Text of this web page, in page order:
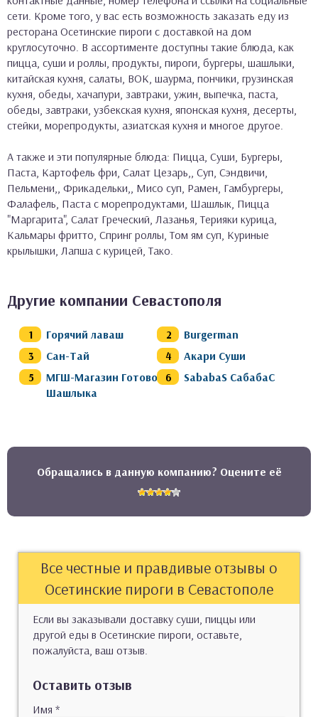
сети. Кроме того, у вас есть возможность заказать еду из
ресторана Осетинские пироги с доставкой на дом
круглосуточно. В ассортименте доступны такие блюда, как
пицца, суши и роллы, продукты, пироги, бургеры, шашлыки,
китайская кухня, салаты, ВОК, шаурма, пончики, грузинская
кухня, обеды, хачапури, завтраки, ужин, выпечка, паста,
обеды, завтраки, узбекская кухня, японская кухня, десерты,
стейки, морепродукты, азиатская кухня и многое другое.
А также и эти популярные блюда: Пицца, Суши, Бургеры,
Паста, Картофель фри, Салат Цезарь,, Суп, Сэндвичи,
Пельмени,, Фрикадельки,, Мисо суп, Рамен, Гамбургеры,
Фалафель, Паста с морепродуктами, Шашлык, Пицца
"Маргарита", Салат Греческий, Лазанья, Терияки курица,
Кальмары фритто, Спринг роллы, Том ям суп, Куриные
крылышки, Лапша с курицей, Тако.
Другие компании Севастополя
Горячий лаваш
Burgerman
Сан-Тай
Акари Суши
МГШ-Магазин Готового
Шашлыка
SababaS СабабаС
Обращались в данную компанию? Оцените её
Все честные и правдивые отзывы о
Осетинские пироги в Севастополе
Если вы заказывали доставку суши, пиццы или
другой еды в Осетинские пироги, оставьте,
пожалуйста, ваш отзыв.
Оставить отзыв
Имя *